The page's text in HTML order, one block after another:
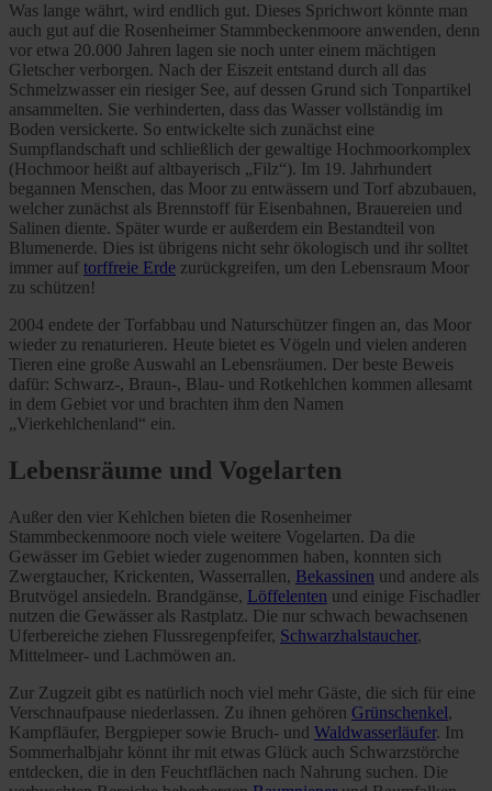
Was lange währt, wird endlich gut. Dieses Sprichwort könnte man
auch gut auf die Rosenheimer Stammbeckenmoore anwenden, denn
vor etwa 20.000 Jahren lagen sie noch unter einem mächtigen
Gletscher verborgen. Nach der Eiszeit entstand durch all das
Schmelzwasser ein riesiger See, auf dessen Grund sich Tonpartikel
ansammelten. Sie verhinderten, dass das Wasser vollständig im
Boden versickerte. So entwickelte sich zunächst eine
Sumpflandschaft und schließlich der gewaltige Hochmoorkomplex
(Hochmoor heißt auf altbayerisch „Filz“). Im 19. Jahrhundert
begannen Menschen, das Moor zu entwässern und Torf abzubauen,
welcher zunächst als Brennstoff für Eisenbahnen, Brauereien und
Salinen diente. Später wurde er außerdem ein Bestandteil von
Blumenerde. Dies ist übrigens nicht sehr ökologisch und ihr solltet
immer auf torffreie Erde zurückgreifen, um den Lebensraum Moor
zu schützen!
2004 endete der Torfabbau und Naturschützer fingen an, das Moor
wieder zu renaturieren. Heute bietet es Vögeln und vielen anderen
Tieren eine große Auswahl an Lebensräumen. Der beste Beweis
dafür: Schwarz-, Braun-, Blau- und Rotkehlchen kommen allesamt
in dem Gebiet vor und brachten ihm den Namen
„Vierkehlchenland“ ein.
Lebensräume und Vogelarten
Außer den vier Kehlchen bieten die Rosenheimer
Stammbeckenmoore noch viele weitere Vogelarten. Da die
Gewässer im Gebiet wieder zugenommen haben, konnten sich
Zwergtaucher, Krickenten, Wasserrallen, Bekassinen und andere als
Brutvögel ansiedeln. Brandgänse, Löffelenten und einige Fischadler
nutzen die Gewässer als Rastplatz. Die nur schwach bewachsenen
Uferbereiche ziehen Flussregenpfeifer, Schwarzhalstaucher,
Mittelmeer- und Lachmöwen an.
Zur Zugzeit gibt es natürlich noch viel mehr Gäste, die sich für eine
Verschnaufpause niederlassen. Zu ihnen gehören Grünschenkel,
Kampfläufer, Bergpieper sowie Bruch- und Waldwasserläufer. Im
Sommerhalbjahr könnt ihr mit etwas Glück auch Schwarzstörche
entdecken, die in den Feuchtflächen nach Nahrung suchen. Die